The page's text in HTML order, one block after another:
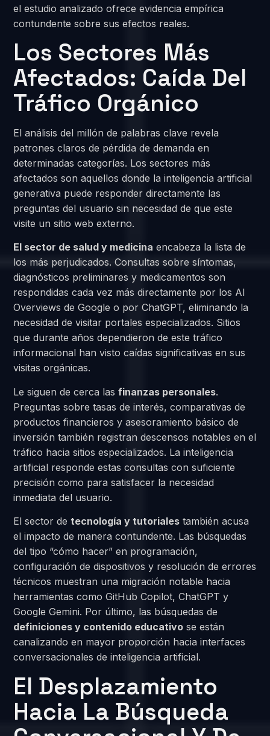
el estudio analizado ofrece evidencia empírica
contundente sobre sus efectos reales.
Los Sectores Más
Afectados: Caída Del
Tráfico Orgánico
El análisis del millón de palabras clave revela
patrones claros de pérdida de demanda en
determinadas categorías. Los sectores más
afectados son aquellos donde la inteligencia artificial
generativa puede responder directamente las
preguntas del usuario sin necesidad de que este
visite un sitio web externo.
El sector de salud y medicina encabeza la lista de
los más perjudicados. Consultas sobre síntomas,
diagnósticos preliminares y medicamentos son
respondidas cada vez más directamente por los AI
Overviews de Google o por ChatGPT, eliminando la
necesidad de visitar portales especializados. Sitios
que durante años dependieron de este tráfico
informacional han visto caídas significativas en sus
visitas orgánicas.
Le siguen de cerca lasfinanzas personales.
Preguntas sobre tasas de interés, comparativas de
productos financieros y asesoramiento básico de
inversión también registran descensos notables en el
tráfico hacia sitios especializados. La inteligencia
artificial responde estas consultas con suficiente
precisión como para satisfacer la necesidad
inmediata del usuario.
El sector detecnología y tutoriales también acusa
el impacto de manera contundente. Las búsquedas
del tipo “cómo hacer” en programación,
configuración de dispositivos y resolución de errores
técnicos muestran una migración notable hacia
herramientas como GitHub Copilot, ChatGPT y
Google Gemini. Por último, las búsquedas de
definiciones y contenido educativo se están
canalizando en mayor proporción hacia interfaces
conversacionales de inteligencia artificial.
El Desplazamiento
Hacia La Búsqueda